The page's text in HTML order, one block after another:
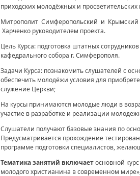
СОЦИАЛЬНОЕ
СЛУЖЕНИЕ
Церковь и власть
Церковь и общество
приходских молодёжных и просветительских
Митрополит Симферопольский и Крымский
Харченко руководителем проекта.
Цель Курса: подготовка штатных
кафедрального собора г. Симферополя.
Задачи Курса: познакомить слушателей с
обеспечить молодёжи условия для
служение Церкви;
На курсы принимаются молодые люди в
участие в разработке и реализации
Слушатели получают базовые знания по
Предусматривается прохождение
программе подготовки специалистов,
Тематика занятий включаетосновной
молодого христианина в современном